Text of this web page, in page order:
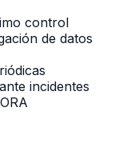
control
de datos
incidentes